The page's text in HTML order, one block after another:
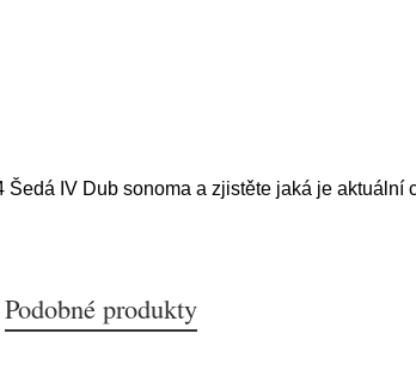
IV Dub sonoma a zjistěte jaká je aktuální
Podobné produkty